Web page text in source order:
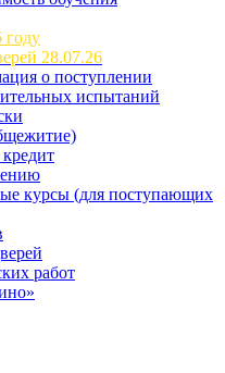
28.07.26
о поступлении
испытаний
курсы (для поступающих
работ